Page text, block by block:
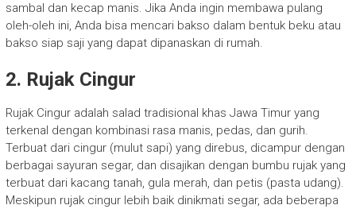
sambal dan kecap manis. Jika Anda ingin membawa pulang
oleh-oleh ini, Anda bisa mencari bakso dalam bentuk beku atau
bakso siap saji yang dapat dipanaskan di rumah.
2. Rujak Cingur
Rujak Cingur adalah salad tradisional khas Jawa Timur yang
terkenal dengan kombinasi rasa manis, pedas, dan gurih.
Terbuat dari cingur (mulut sapi) yang direbus, dicampur dengan
berbagai sayuran segar, dan disajikan dengan bumbu rujak yang
terbuat dari kacang tanah, gula merah, dan petis (pasta udang).
Meskipun rujak cingur lebih baik dinikmati segar, ada beberapa